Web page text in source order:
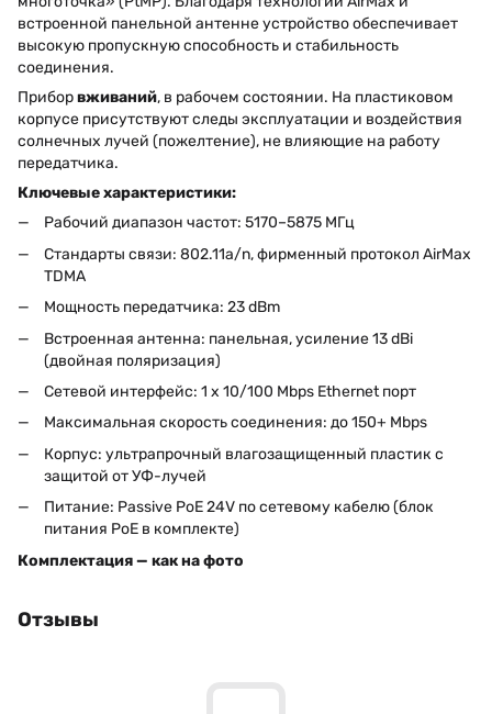
встроенной панельной антенне устройство обеспечивает
высокую пропускную способность и стабильность
соединения.
Приборвживаний, в рабочем состоянии. На пластиковом
корпусе присутствуют следы эксплуатации и воздействия
солнечных лучей (пожелтение), не влияющие на работу
передатчика.
Ключевые характеристики:
Рабочий диапазон частот: 5170–5875 МГц
Стандарты связи: 802.11a/n, фирменный протокол AirMax
TDMA
Мощность передатчика: 23 dBm
Встроенная антенна: панельная, усиление 13 dBi
(двойная поляризация)
Сетевой интерфейс: 1 x 10/100 Mbps Ethernet порт
Максимальная скорость соединения: до 150+ Mbps
Корпус: ультрапрочный влагозащищенный пластик с
защитой от УФ-лучей
Питание: Passive PoE 24V по сетевому кабелю (блок
питания PoE в комплекте)
Комплектация — как на фото
Отзывы